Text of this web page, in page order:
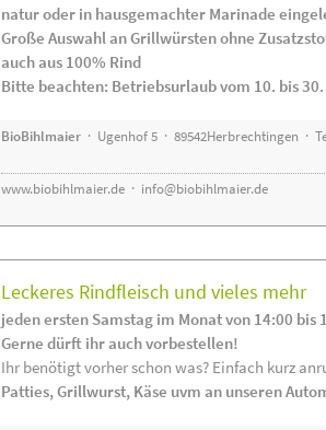
natur oder in hausgemachter Marinade
Große Auswahl an Grillwürsten ohne
auch aus 100% Rind
Bitte beachten: Betriebsurlaub vom 10. bis
BioBihlmaier · Ugenhof 5 · 89542Herbrechtingen ·
www.biobihlmaier.de · info@biobihlmaier.de
Leckeres Rindfleisch und vieles mehr
jeden ersten Samstag im Monat von 14:00 bis
Gerne dürft ihr auch vorbestellen!
Ihr benötigt vorher schon was? Einfach kurz
Patties, Grillwurst, Käse uvm an unseren